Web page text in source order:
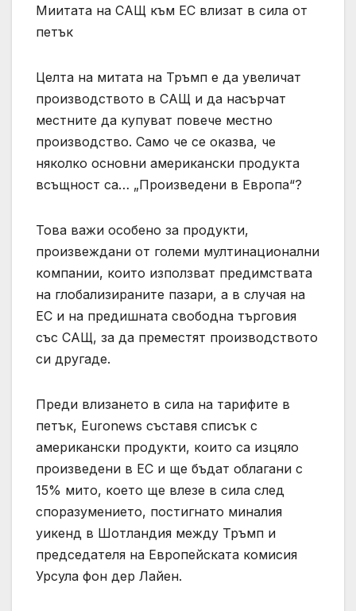
Миитата на САЩ към ЕС влизат в сила от
петък
Целта на митата на Тръмп е да увеличат
производството в САЩ и да насърчат
местните да купуват повече местно
производство. Само че се оказва, че
няколко основни американски продукта
всъщност са… „Произведени в Европа“?
Това важи особено за продукти,
произвеждани от големи мултинационални
компании, които използват предимствата
на глобализираните пазари, а в случая на
ЕС и на предишната свободна търговия
със САЩ, за да преместят производството
си другаде.
Преди влизането в сила на тарифите в
петък, Euronews съставя списък с
американски продукти, които са изцяло
произведени в ЕС и ще бъдат облагани с
15% мито, което ще влезе в сила след
споразумението, постигнато миналия
уикенд в Шотландия между Тръмп и
председателя на Европейската комисия
Урсула фон дер Лайен.